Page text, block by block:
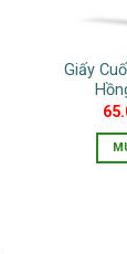
Giấy